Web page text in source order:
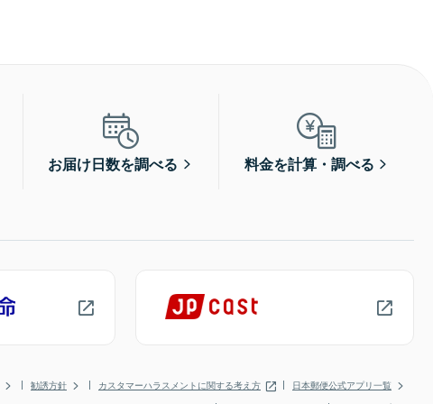
お届け日数を調べる 料金を計算・調べる
勧誘方針 カスタマーハラスメントに関する考え方
日本郵便公式アプリ一覧